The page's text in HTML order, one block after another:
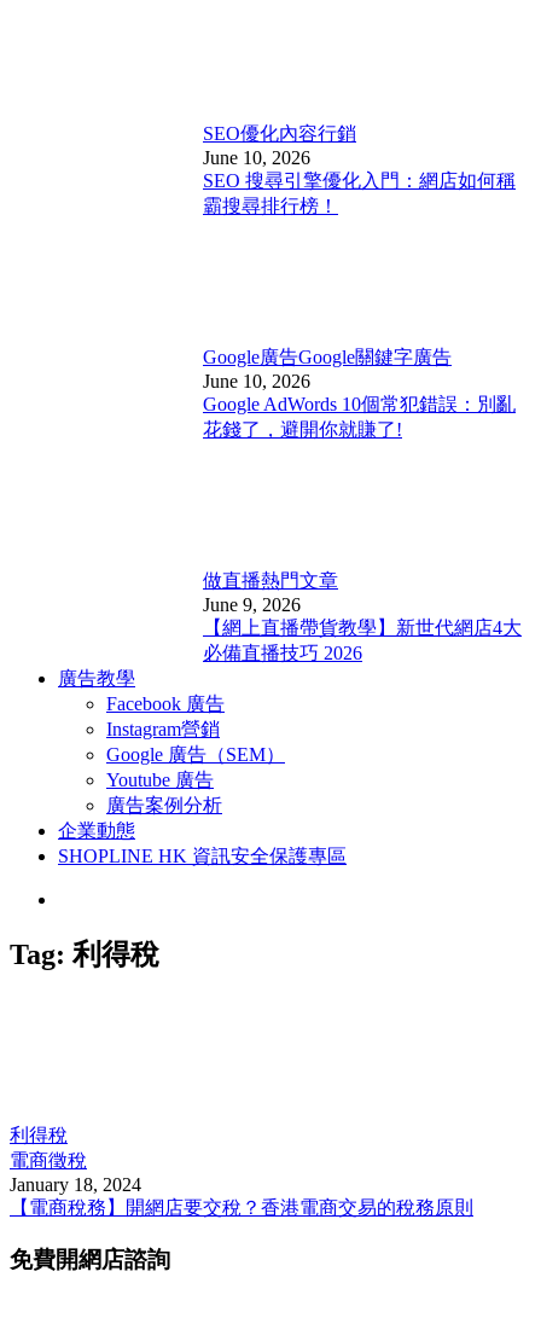
SEO優化內容行銷
June 10, 2026
SEO 搜尋引擎優化入門：網店如何稱
霸搜尋排行榜！
Google廣告Google關鍵字廣告
June 10, 2026
Google AdWords 10個常犯錯誤：別亂
花錢了，避開你就賺了!
做直播熱門文章
June 9, 2026
【網上直播帶貨教學】新世代網店4大
必備直播技巧 2026
廣告教學
Facebook 廣告
Instagram營銷
Google 廣告（SEM）
Youtube 廣告
廣告案例分析
企業動態
SHOPLINE HK 資訊安全保護專區
Tag:利得稅
利得稅
電商徵稅
January 18, 2024
【電商稅務】開網店要交稅？香港電商交易的稅務原則
免費開網店諮詢